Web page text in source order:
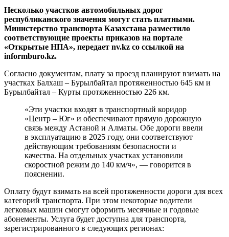
Несколько участков автомобильных дорог
республиканского значения могут стать платными.
Министерство транспорта Казахстана разместило
соответствующие проекты приказов на портале
«Открытые НПА», передает nv.kz со ссылкой на
informburo.kz.
Согласно документам, плату за проезд планируют взимать на
участках Балхаш – Бурылбайтал протяженностью 645 км и
Бурылбайтал – Курты протяженностью 226 км.
«Эти участки входят в транспортный коридор
«Центр – Юг» и обеспечивают прямую дорожную
связь между Астаной и Алматы. Обе дороги ввели
в эксплуатацию в 2025 году, они соответствуют
действующим требованиям безопасности и
качества. На отдельных участках установили
скоростной режим до 140 км/ч», — говорится в
пояснении.
Оплату будут взимать на всей протяженности дороги для всех
категорий транспорта. При этом некоторые водители
легковых машин смогут оформить месячные и годовые
абонементы. Услуга будет доступна для транспорта,
зарегистрированного в следующих регионах: